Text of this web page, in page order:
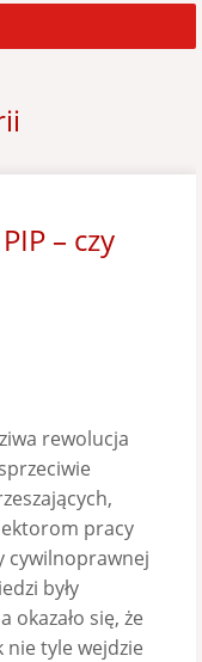
– czy
rewolucja
pracy
cywilnoprawnej
były
się, że
nie tyle wejdzie